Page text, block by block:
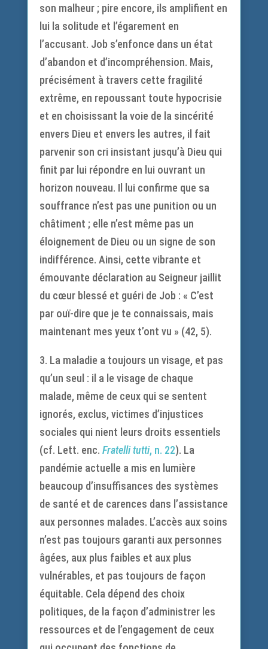
son malheur ; pire encore, ils amplifient en
lui la solitude et l’égarement en
l’accusant. Job s’enfonce dans un état
d’abandon et d’incompréhension. Mais,
précisément à travers cette fragilité
extrême, en repoussant toute hypocrisie
et en choisissant la voie de la sincérité
envers Dieu et envers les autres, il fait
parvenir son cri insistant jusqu’à Dieu qui
finit par lui répondre en lui ouvrant un
horizon nouveau. Il lui confirme que sa
souffrance n’est pas une punition ou un
châtiment ; elle n’est même pas un
éloignement de Dieu ou un signe de son
indifférence. Ainsi, cette vibrante et
émouvante déclaration au Seigneur jaillit
du cœur blessé et guéri de Job : « C’est
par ouï-dire que je te connaissais, mais
maintenant mes yeux t’ont vu » (42, 5).
3. La maladie a toujours un visage, et pas
qu’un seul : il a le visage de chaque
malade, même de ceux qui se sentent
ignorés, exclus, victimes d’injustices
sociales qui nient leurs droits essentiels
(cf. Lett. enc. Fratelli tutti, n. 22). La
pandémie actuelle a mis en lumière
beaucoup d’insuffisances des systèmes
de santé et de carences dans l’assistance
aux personnes malades. L’accès aux soins
n’est pas toujours garanti aux personnes
âgées, aux plus faibles et aux plus
vulnérables, et pas toujours de façon
équitable. Cela dépend des choix
politiques, de la façon d’administrer les
ressources et de l’engagement de ceux